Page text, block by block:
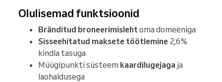
Olulisemad funktsioonid
Bränditud broneerimisleht oma domeeniga
Sisseehitatud maksete töötlemine 2,6%
kindla tasuga
Müügipunkti süsteem kaardilugejaga ja
laohaldusega